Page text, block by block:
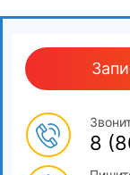
жидких и
испытательных
8